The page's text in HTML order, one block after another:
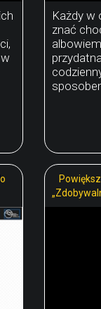
Każdy w
znać